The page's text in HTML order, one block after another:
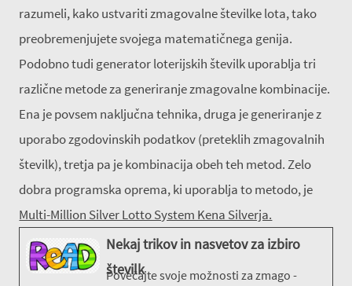
razumeli, kako ustvariti zmagovalne številke lota, tako
preobremenjujete svojega matematičnega genija.
Podobno tudi generator loterijskih številk uporablja tri
različne metode za generiranje zmagovalne kombinacije.
Ena je povsem naključna tehnika, druga je generiranje z
uporabo zgodovinskih podatkov (preteklih zmagovalnih
številk), tretja pa je kombinacija obeh teh metod. Zelo
dobra programska oprema, ki uporablja to metodo, je
Multi-Million Silver Lotto System Kena Silverja.
Nekaj trikov in nasvetov za izbiro
številk
Povečajte svoje možnosti za zmago -